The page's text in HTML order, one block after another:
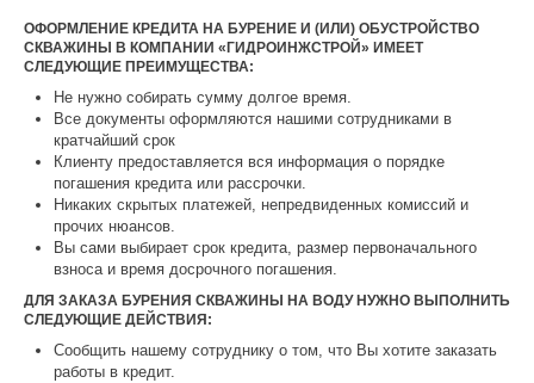
ОФОРМЛЕНИЕ КРЕДИТА НА БУРЕНИЕ И (ИЛИ) ОБУСТРОЙСТВО
СКВАЖИНЫ В КОМПАНИИ «ГИДРОИНЖСТРОЙ» ИМЕЕТ
СЛЕДУЮЩИЕ ПРЕИМУЩЕСТВА:
Не нужно собирать сумму долгое время.
Все документы оформляются нашими сотрудниками в
кратчайший срок
Клиенту предоставляется вся информация о порядке
погашения кредита или рассрочки.
Никаких скрытых платежей, непредвиденных комиссий и
прочих нюансов.
Вы сами выбирает срок кредита, размер первоначального
взноса и время досрочного погашения.
ДЛЯ ЗАКАЗА БУРЕНИЯ СКВАЖИНЫ НА ВОДУ НУЖНО ВЫПОЛНИТЬ
СЛЕДУЮЩИЕ ДЕЙСТВИЯ:
Сообщить нашему сотруднику о том, что Вы хотите заказать
работы в кредит.